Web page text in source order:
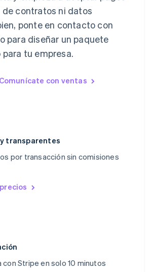
contratos ni datos
ponte en contacto con
para diseñar un paquete
tu empresa.
con ventas
transparentes
por transacción sin comisiones
con Stripe en solo 10 minutos
English
China